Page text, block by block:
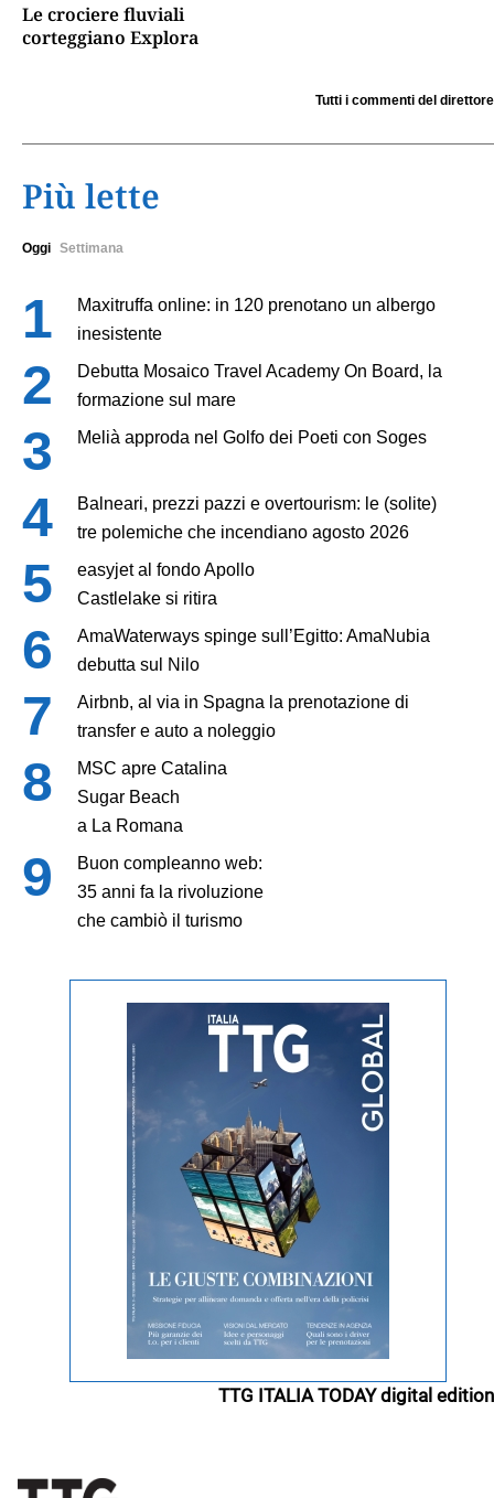
Le crociere fluviali
corteggiano Explora
Tutti i commenti del direttore
Più lette
Oggi Settimana
Maxitruffa online: in 120 prenotano un albergo
inesistente
Debutta Mosaico Travel Academy On Board, la
formazione sul mare
Melià approda nel Golfo dei Poeti con Soges
Balneari, prezzi pazzi e overtourism: le (solite)
tre polemiche che incendiano agosto 2026
easyjet al fondo Apollo
Castlelake si ritira
AmaWaterways spinge sull’Egitto: AmaNubia
debutta sul Nilo
Airbnb, al via in Spagna la prenotazione di
transfer e auto a noleggio
MSC apre Catalina
Sugar Beach
a La Romana
Buon compleanno web:
35 anni fa la rivoluzione
che cambiò il turismo
TTG ITALIA TODAY digital edition